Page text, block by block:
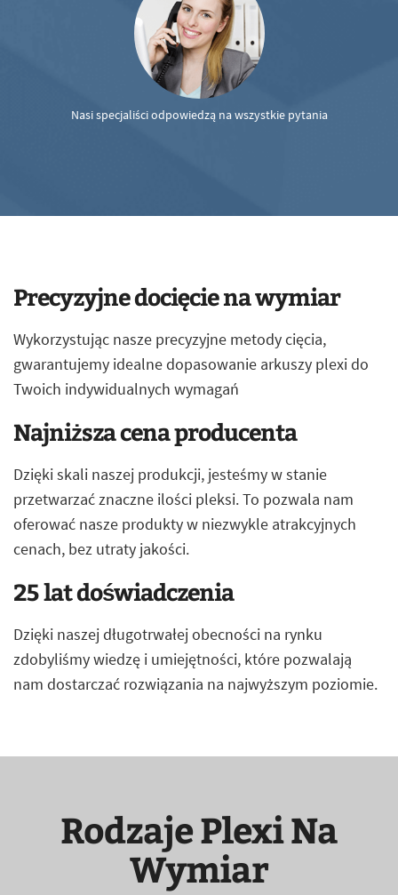
Nasi specjaliści odpowiedzą na wszystkie pytania
Precyzyjne docięcie na wymiar
Wykorzystując nasze precyzyjne metody cięcia,
gwarantujemy idealne dopasowanie arkuszy plexi do
Twoich indywidualnych wymagań
Najniższa cena producenta
Dzięki skali naszej produkcji, jesteśmy w stanie
przetwarzać znaczne ilości pleksi. To pozwala nam
oferować nasze produkty w niezwykle atrakcyjnych
cenach, bez utraty jakości.
25 lat doświadczenia
Dzięki naszej długotrwałej obecności na rynku
zdobyliśmy wiedzę i umiejętności, które pozwalają
nam dostarczać rozwiązania na najwyższym poziomie.
Rodzaje Plexi Na
Wymiar